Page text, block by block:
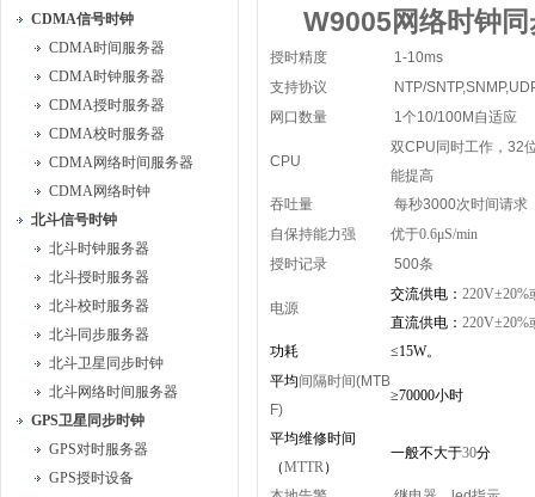
CDMA信号时钟
CDMA时间服务器
CDMA时钟服务器
CDMA授时服务器
CDMA校时服务器
CDMA网络时间服务器
CDMA网络时钟
北斗信号时钟
北斗时钟服务器
北斗授时服务器
北斗校时服务器
北斗同步服务器
北斗卫星同步时钟
北斗网络时间服务器
GPS卫星同步时钟
GPS对时服务器
GPS授时设备
W9005 网络时钟
授时精度
1-10ms
支持协议
NTP/
网口数量
1个10/100M 自适应
CPU
双CPU 同时工作， 32
能提高
吞吐量
每秒3000次时间请求
自保持能力强
优于0.6μS/min
授时记录
500条
电源
交流供电： 220V±20%
直流供电： 220V±20%
功耗
≤15W。
平均间隔时间(MTB
F)
≥70000小时
平均维修时间
（MTTR）
一般不大于30分